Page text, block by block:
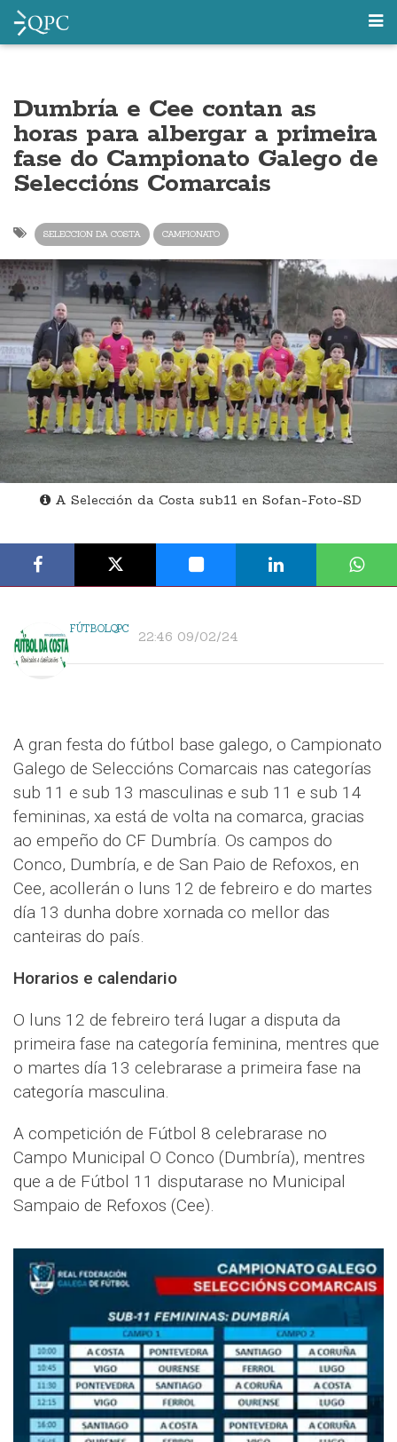
Dumbría e Cee contan as
horas para albergar a primeira
fase do Campionato Galego de
Seleccións Comarcais
SELECCION DA COSTA CAMPIONATO
A Selección da Costa sub11 en Sofan-Foto-SD
FÚTBOLQPC 22:46 09/02/24
A gran festa do fútbol base galego, o Campionato
Galego de Seleccións Comarcais nas categorías
sub 11 e sub 13 masculinas e sub 11 e sub 14
femininas, xa está de volta na comarca, gracias
ao empeño do CF Dumbría. Os campos do
Conco, Dumbría, e de San Paio de Refoxos, en
Cee, acollerán o luns 12 de febreiro e do martes
día 13 dunha dobre xornada co mellor das
canteiras do país.
Horarios e calendario
O luns 12 de febreiro terá lugar a disputa da
primeira fase na categoría feminina, mentres que
o martes día 13 celebrarase a primeira fase na
categoría masculina.
A competición de Fútbol 8 celebrarase no
Campo Municipal O Conco (Dumbría), mentres
que a de Fútbol 11 disputarase no Municipal
Sampaio de Refoxos (Cee).